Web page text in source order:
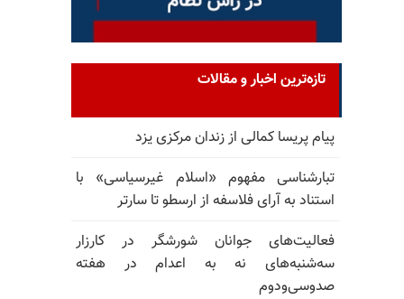
تازه‌ترین اخبار و مقالات
پیام پریسا کمالی از زندان مرکزی یزد
تبارشناسی مفهوم «اسلام غیرسیاسی» با
استناد به آرای فلاسفه از ارسطو تا سارتر
فعالیت‌های جوانان شورشگر در کارزار
سه‌شنبه‌های نه به اعدام در هفته
صدوسی‌و‌دوم